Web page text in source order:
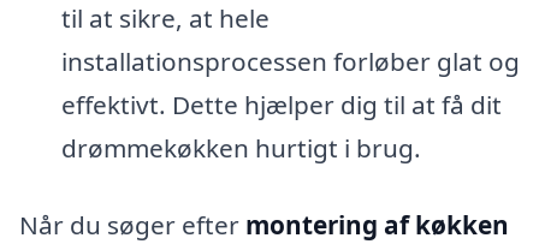
til at sikre, at hele
installationsprocessen forløber glat og
effektivt. Dette hjælper dig til at få dit
drømmekøkken hurtigt i brug.
Når du søger efter montering af køkken